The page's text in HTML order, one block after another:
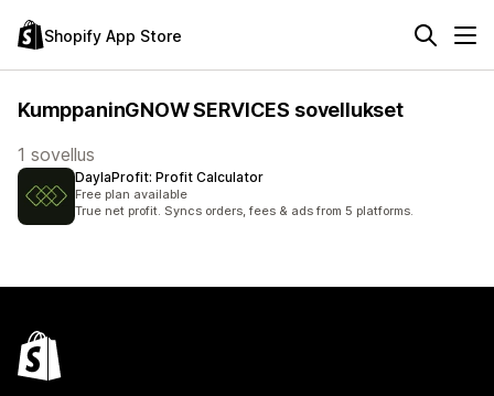
Shopify App Store
KumppaninGNOW SERVICES sovellukset
1 sovellus
DaylaProfit: Profit Calculator
Free plan available
True net profit. Syncs orders, fees & ads from 5 platforms.